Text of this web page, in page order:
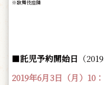
※歌舞伎座隣
■託児予約開始日 （
2019年6月3日（月）10